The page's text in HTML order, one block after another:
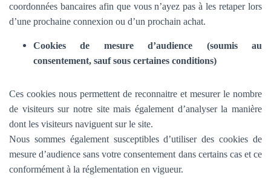
coordonnées bancaires afin que vous n’ayez pas à les retaper lors
d’une prochaine connexion ou d’un prochain achat.
Cookies de mesure d’audience (soumis au
consentement, sauf sous certaines conditions)
Ces cookies nous permettent de reconnaitre et mesurer le nombre
de visiteurs sur notre site mais également d’analyser la manière
dont les visiteurs naviguent sur le site.
Nous sommes également susceptibles d’utiliser des cookies de
mesure d’audience sans votre consentement dans certains cas et ce
conformément à la réglementation en vigueur.